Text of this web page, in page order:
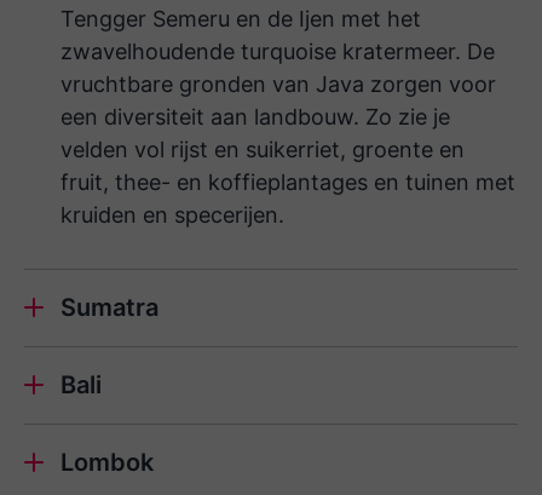
Tengger Semeru en de Ijen met het
zwavelhoudende turquoise kratermeer. De
vruchtbare gronden van Java zorgen voor
een diversiteit aan landbouw. Zo zie je
velden vol rijst en suikerriet, groente en
fruit, thee- en koffieplantages en tuinen met
kruiden en specerijen.
Sumatra
Bali
Lombok